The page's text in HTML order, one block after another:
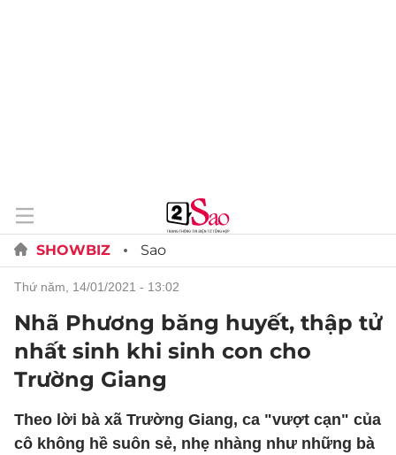
SHOWBIZ Sao
thứ năm, 14/01/2021 - 13:02
Nhã Phương băng huyết, thập tử
nhất sinh khi sinh con cho
Trường Giang
Theo lời bà xã Trường Giang, ca "vượt cạn" của
cô không hề suôn sẻ, nhẹ nhàng như những bà